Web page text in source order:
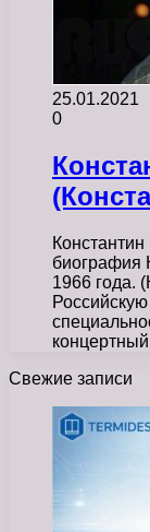
25.01.2021
0
биография
1966 года.
Свежие записи